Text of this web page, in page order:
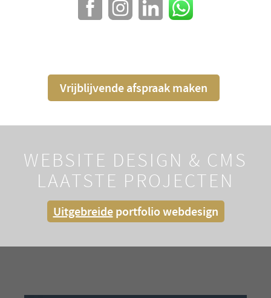
Vrijblijvende afspraak maken
WEBSITE DESIGN & CMS
LAATSTE PROJECTEN
Uitgebreideportfolio webdesign